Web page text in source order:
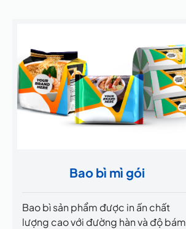
Bao bì mì gói
Bao bì sản phẩm được in ấn chất
lượng cao với đường hàn và độ bám